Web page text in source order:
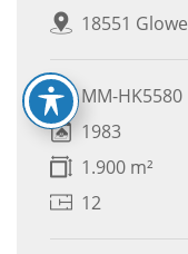
18551 Glowe
MM-HK5580
1983
1.900 m²
12